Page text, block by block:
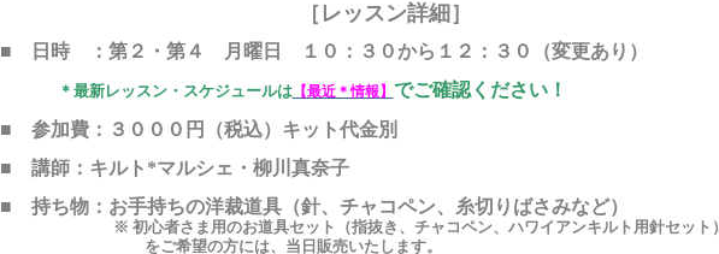
［レッスン詳細］
■ 日時 ：第２・第４ 月曜日 １０：３０から１２：３０（変更あり）
＊最新レッスン・スケジュールは【最近＊情報】 でご確認ください！
■ 参加費：３０００円（税込）キット代金別
■ 講師：キルト*マルシェ・柳川真奈子
■ 持ち物：お手持ちの洋裁道具（針、チャコペン、糸切りばさみなど）
※ 初心者さま用のお道具セット（指抜き 、チャコペン、ハワイアンキルト用針セット）
をご希望の方には、当日販売いたします。